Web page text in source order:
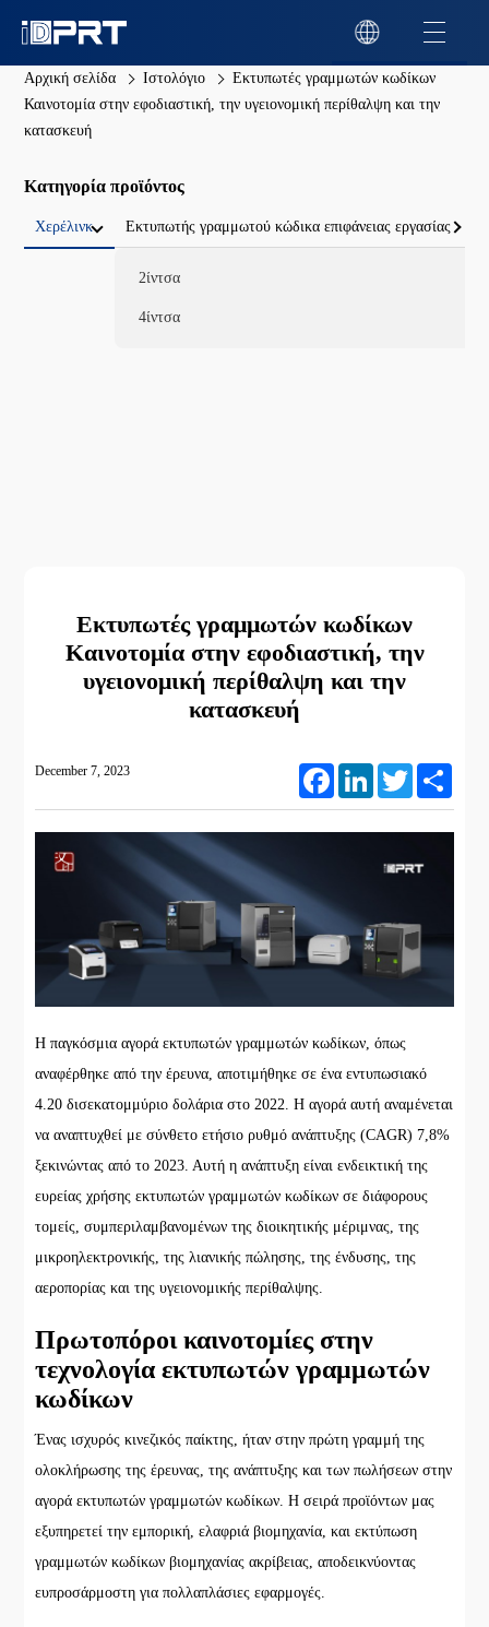
Αρχική σελίδα Ιστολόγιο
Εκτυπωτές γραμμωτών κωδίκων
Καινοτομία στην εφοδιαστική, την υγειονομική περίθαλψη και την
κατασκευή
Κατηγορία προϊόντος
Χερέλινκ Εκτυπωτής γραμμωτού κώδικα επιφάνειας εργασίας
2ίντσα
4ίντσα
Εκτυπωτές γραμμωτών κωδίκων
Καινοτομία στην εφοδιαστική, την
υγειονομική περίθαλψη και την
κατασκευή
December 7, 2023 FacebookLinkedIn Twitter
Η παγκόσμια αγορά εκτυπωτών γραμμωτών κωδίκων, όπως
αναφέρθηκε από την έρευνα, αποτιμήθηκε σε ένα εντυπωσιακό
4.20 δισεκατομμύριο δολάρια στο 2022. Η αγορά αυτή αναμένεται
να αναπτυχθεί με σύνθετο ετήσιο ρυθμό ανάπτυξης (CAGR) 7,8%
ξεκινώντας από το 2023. Αυτή η ανάπτυξη είναι ενδεικτική της
ευρείας χρήσης εκτυπωτών γραμμωτών κωδίκων σε διάφορους
τομείς, συμπεριλαμβανομένων της διοικητικής μέριμνας, της
μικροηλεκτρονικής, της λιανικής πώλησης, της ένδυσης, της
αεροπορίας και της υγειονομικής περίθαλψης.
Πρωτοπόροι καινοτομίες στην
τεχνολογία εκτυπωτών γραμμωτών
κωδίκων
Ένας ισχυρός κινεζικός παίκτης, ήταν στην πρώτη γραμμή της
ολοκλήρωσης της έρευνας, της ανάπτυξης και των πωλήσεων στην
αγορά εκτυπωτών γραμμωτών κωδίκων. Η σειρά προϊόντων μας
εξυπηρετεί την εμπορική, ελαφριά βιομηχανία, και εκτύπωση
γραμμωτών κωδίκων βιομηχανίας ακρίβειας, αποδεικνύοντας
ευπροσάρμοστη για πολλαπλάσιες εφαρμογές.